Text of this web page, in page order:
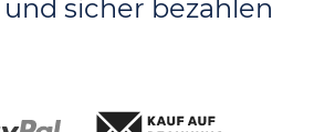
sicher bezahlen